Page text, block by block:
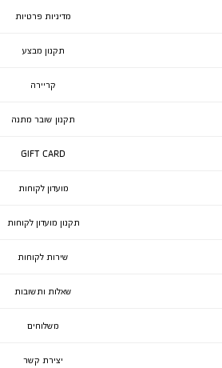
מדיניות פרטיות
תקנון מבצע
קריירה
תקנון שובר מתנה
GIFT CARD
מועדון לקוחות
תקנון מועדון לקוחות
שירות לקוחות
שאלות ותשובות
משלוחים
יצירת קשר